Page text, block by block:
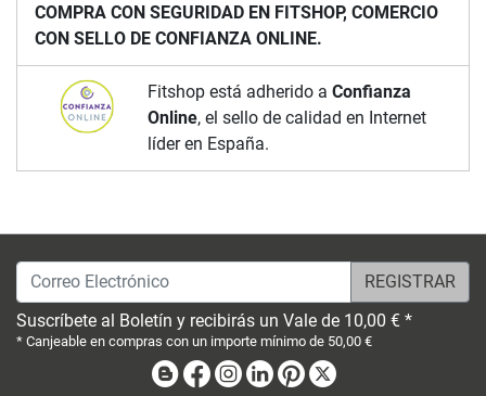
COMPRA CON SEGURIDAD EN FITSHOP, COMERCIO
CON SELLO DE CONFIANZA ONLINE.
Fitshop está adherido a Confianza
Online, el sello de calidad en Internet
líder en España.
Correo Electrónico
Suscríbete al Boletín y recibirás un Vale de 10,00 € *
* Canjeable en compras con un importe mínimo de 50,00 €
BlogFacebook
Instagram
LinkedinPinterest